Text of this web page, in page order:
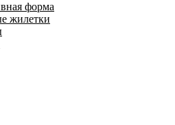
форма
жилетки